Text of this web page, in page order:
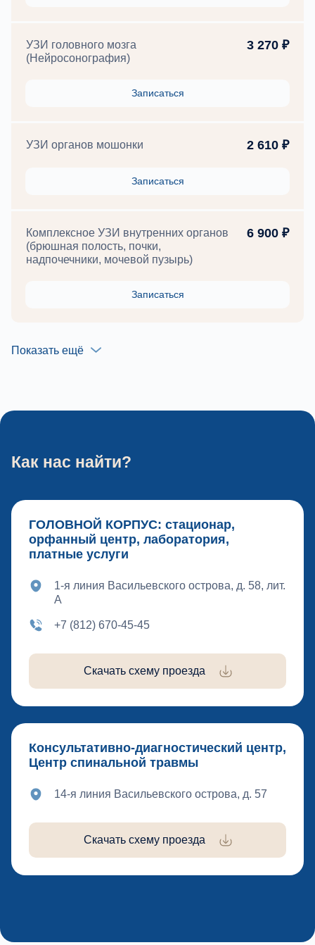
УЗИ головного мозга
(Нейросонография)
3 270 ₽
Записаться
УЗИ органов мошонки 2 610 ₽
Записаться
Комплексное УЗИ внутренних органов
(брюшная полость, почки,
надпочечники, мочевой пузырь)
6 900 ₽
Записаться
Показать ещё
Как нас найти?
ГОЛОВНОЙ КОРПУС: стационар,
орфанный центр, лаборатория,
платные услуги
1-я линия Васильевского острова, д. 58, лит.
А
+7 (812) 670-45-45
Скачать схему проезда
Консультативно-диагностический центр,
Центр спинальной травмы
14-я линия Васильевского острова, д. 57
Скачать схему проезда